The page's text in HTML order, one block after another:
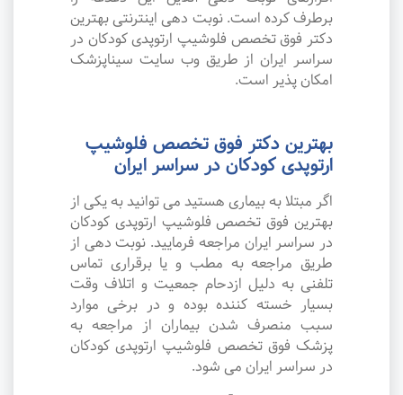
برطرف کرده است. نوبت دهی اینترنتی بهترین
دکتر فوق تخصص فلوشیپ ارتوپدی کودکان در
سراسر ایران از طریق وب سایت سیناپزشک
امکان پذیر است.
بهترین دکتر فوق تخصص فلوشیپ
ارتوپدی کودکان در سراسر ایران
اگر مبتلا به بیماری هستید می توانید به یکی از
بهترین فوق تخصص فلوشیپ ارتوپدی کودکان
در سراسر ایران مراجعه فرمایید. نوبت دهی از
طریق مراجعه به مطب و یا برقراری تماس
تلفنی به دلیل ازدحام جمعیت و اتلاف وقت
بسیار خسته کننده بوده و در برخی موارد
سبب منصرف شدن بیماران از مراجعه به
پزشک فوق تخصص فلوشیپ ارتوپدی کودکان
در سراسر ایران می شود.